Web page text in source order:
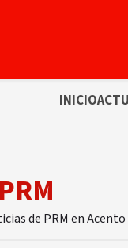
INICIO
de PRM en Acento